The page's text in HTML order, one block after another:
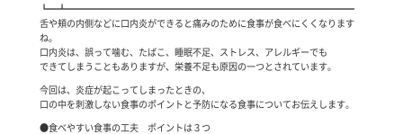
┗━┻━━━━━━━━━━━━━━━━━━━━━━━━━━━━━━━━
舌や頬の内側などに口内炎ができると痛みのために食事が食べにくくなります
ね。
口内炎は、誤って噛む、たばこ、睡眠不足、ストレス、アレルギーでも
できてしまうこともありますが、栄養不足も原因の一つとされています。
今回は、炎症が起こってしまったときの、
口の中を刺激しない食事のポイントと予防になる食事についてお伝えします。
●食べやすい食事の工夫 ポイントは３つ